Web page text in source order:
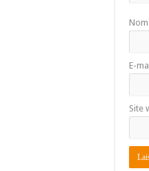
Nom
E-
Site